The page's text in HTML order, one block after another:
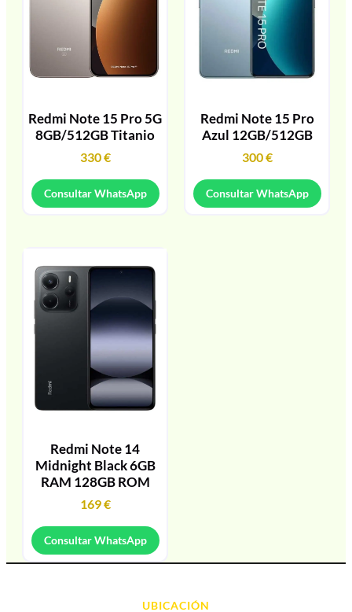
Redmi Note 15 Pro 5G
8GB/512GB Titanio
330€
Consultar WhatsApp
Redmi Note 15 Pro
Azul 12GB/512GB
300€
Consultar WhatsApp
Redmi Note 14
Midnight Black 6GB
RAM 128GB ROM
169€
Consultar WhatsApp
UBICACIÓN